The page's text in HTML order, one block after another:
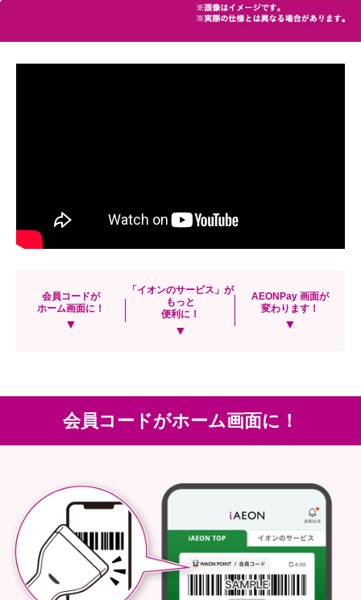
会員コードが
ホーム画面に！
▼
「イオンのサービス」が
もっと
便利に！
▼
AEONPay 画面が
変わります！
▼
会員コードがホーム画面に！